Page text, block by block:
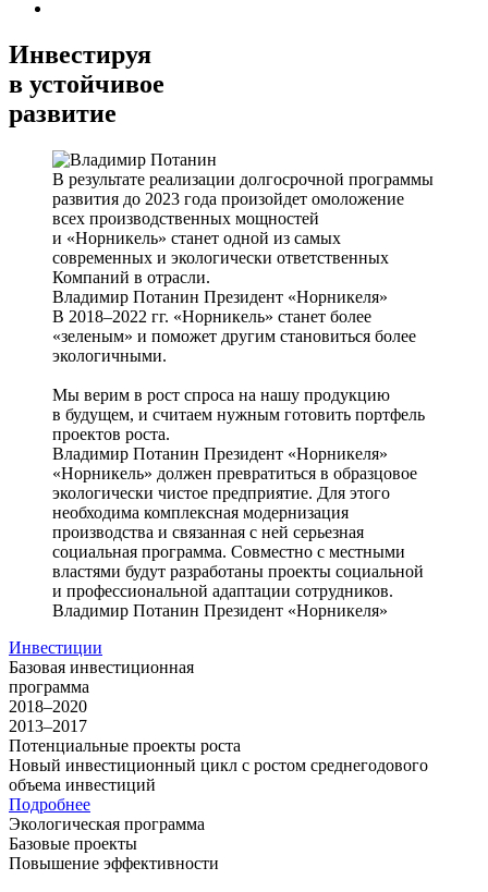
Инвестируя
в устойчивое
развитие
В результате реализации долгосрочной программы
развития до 2023 года произойдет омоложение
всех производственных мощностей
и «Норникель» станет одной из самых
современных и экологически ответственных
Компаний в отрасли.
Владимир Потанин Президент «Норникеля»
В 2018–2022 гг. «Норникель» станет более
«зеленым» и поможет другим становиться более
экологичными.
Мы верим в рост спроса на нашу продукцию
в будущем, и считаем нужным готовить портфель
проектов роста.
Владимир Потанин Президент «Норникеля»
«Норникель» должен превратиться в образцовое
экологически чистое предприятие. Для этого
необходима комплексная модернизация
производства и связанная с ней серьезная
социальная программа. Совместно с местными
властями будут разработаны проекты социальной
и профессиональной адаптации сотрудников.
Владимир Потанин Президент «Норникеля»
Инвестиции
Базовая инвестиционная
программа
2018–2020
2013–2017
Потенциальные проекты роста
Новый инвестиционный цикл с ростом среднегодового
объема инвестиций
Подробнее
Экологическая программа
Базовые проекты
Повышение эффективности